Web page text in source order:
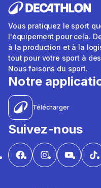
Vous pratiquez le sport
l'équipement pour cela.
à la production et à la
tout pour votre sport à
Nous faisons du sport.
Notre
Télécharger
Suivez-nous